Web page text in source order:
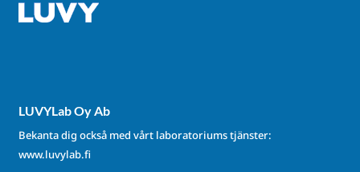
LUVYLab Oy Ab
Bekanta dig också med vårt laboratoriums tjänster:
www.luvylab.fi